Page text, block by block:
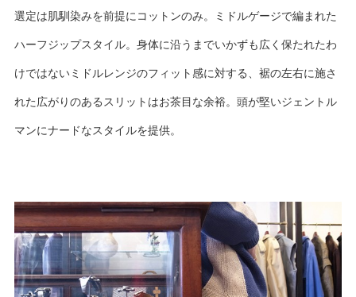
選定は肌馴染みを前提にコットンのみ。ミドルゲージで編まれた
ハーフジップスタイル。身体に沿うまでいかずも広く保たれたわ
けではないミドルレンジのフィット感に対する、裾の左右に施さ
れた広がりのあるスリットはお茶目な余裕。頭が堅いジェントル
マンにナードなスタイルを提供。